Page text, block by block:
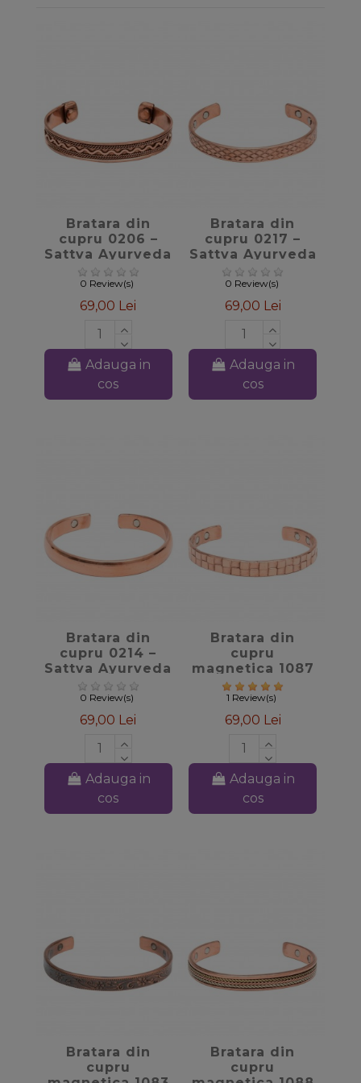
Bratara din
cupru 0206 –
Sattva Ayurveda
0 Review(s)
69,00 Lei
Adauga in
cos
Bratara din
cupru 0217 –
Sattva Ayurveda
0 Review(s)
69,00 Lei
Adauga in
cos
Bratara din
cupru 0214 –
Sattva Ayurveda
0 Review(s)
69,00 Lei
Adauga in
cos
Bratara din
cupru
magnetica 1087
– Sattva
Ayurveda
1 Review(s)
69,00 Lei
Adauga in
cos
Bratara din
cupru
Bratara din
cupru